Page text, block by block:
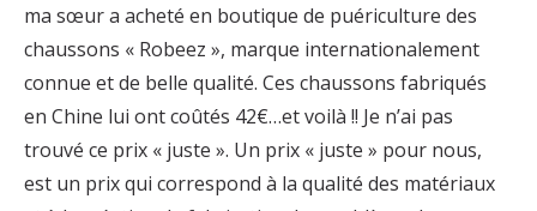
ma sœur a acheté en boutique de puériculture des
chaussons « Robeez », marque internationalement
connue et de belle qualité. Ces chaussons fabriqués
en Chine lui ont coûtés 42€…et voilà !! Je n’ai pas
trouvé ce prix « juste ». Un prix « juste » pour nous,
est un prix qui correspond à la qualité des matériaux